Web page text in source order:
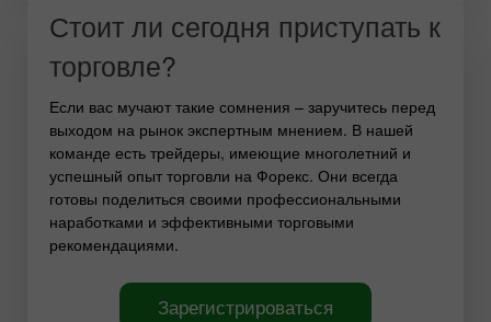
Стоит ли сегодня приступать к
торговле?
Если вас мучают такие сомнения – заручитесь перед
выходом на рынок экспертным мнением. В нашей
команде есть трейдеры, имеющие многолетний и
успешный опыт торговли на Форекс. Они всегда
готовы поделиться своими профессиональными
наработками и эффективными торговыми
рекомендациями.
Зарегистрироваться